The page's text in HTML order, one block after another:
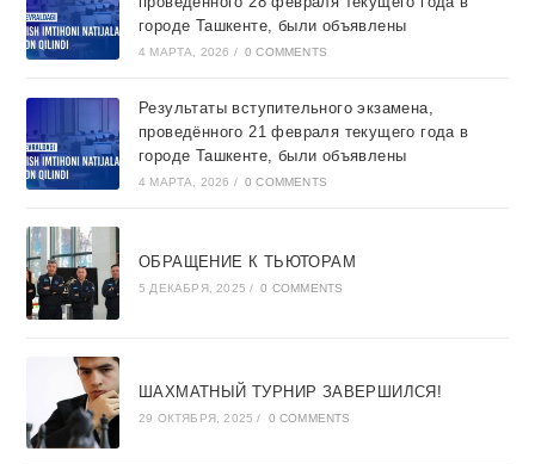
городе Ташкентe, были объявлены
4 МАРТА, 2026 / 0 COMMENTS
Результаты вступительного экзамена,
проведённого 21 февраля текущего года в
городе Ташкентe, были объявлены
4 МАРТА, 2026 / 0 COMMENTS
ОБРАЩЕНИЕ К ТЬЮТОРАМ
5 ДЕКАБРЯ, 2025 / 0 COMMENTS
ШАХМАТНЫЙ ТУРНИР ЗАВЕРШИЛСЯ!
29 ОКТЯБРЯ, 2025 / 0 COMMENTS